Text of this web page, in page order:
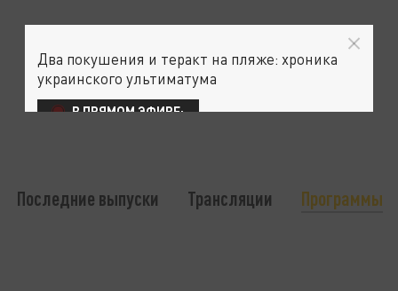
Последние выпуски Трансляции Программы
Два покушения и теракт на пляже: хроника
украинского ультиматума
В ПРЯМОМ ЭФИРЕ: